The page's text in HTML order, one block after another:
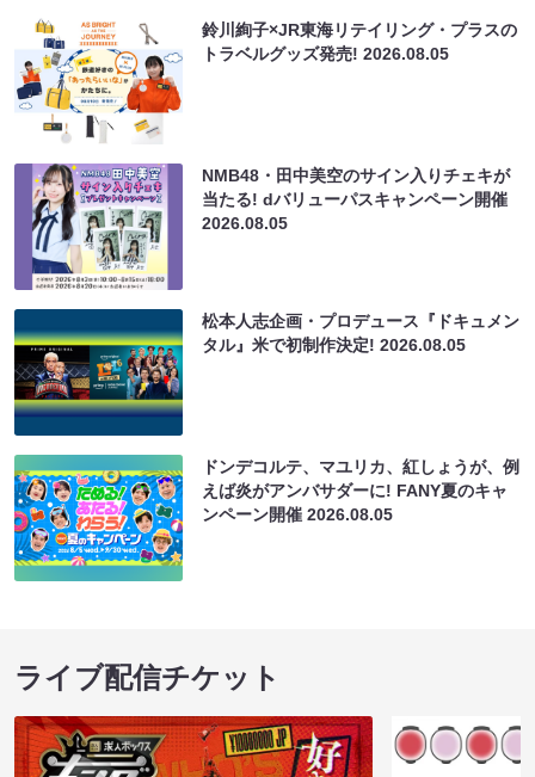
鈴川絢子×JR東海リテイリング・プラスの
トラベルグッズ発売!2026.08.05
NMB48・田中美空のサイン入りチェキが
当たる! dバリューパスキャンペーン開催
2026.08.05
松本人志企画・プロデュース『ドキュメン
タル』米で初制作決定!2026.08.05
ドンデコルテ、マユリカ、紅しょうが、例
えば炎がアンバサダーに! FANY夏のキャ
ンペーン開催2026.08.05
ライブ配信チケット